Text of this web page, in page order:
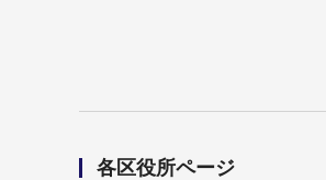
各区役所ページ